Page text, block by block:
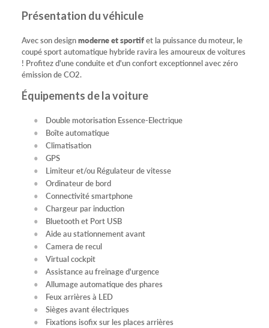
Présentation du véhicule
Avec son designmoderne et sportifet la puissance du moteur, le
coupé sport automatique hybride ravira les amoureux de voitures
! Profitez d'une conduite et d'un confort exceptionnel avec zéro
émission de CO2.
Équipements de la voiture
Double motorisation Essence-Electrique
Boîte automatique
Climatisation
GPS
Limiteur et/ou Régulateur de vitesse
Ordinateur de bord
Connectivité smartphone
Chargeur par induction
Bluetooth et Port USB
Aide au stationnement avant
Camera de recul
Virtual cockpit
Assistance au freinage d'urgence
Allumage automatique des phares
Feux arrières à LED
Sièges avant électriques
Fixations isofix sur les places arrières